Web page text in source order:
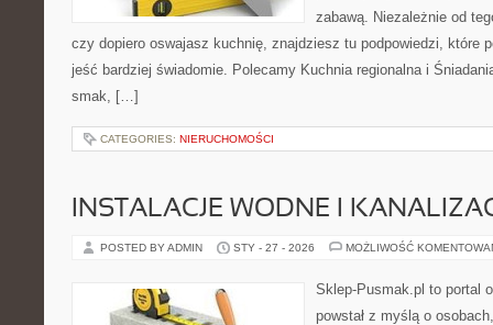
zabawą. Niezależnie od
czy dopiero oswajasz kuchnię, znajdziesz tu podpowiedzi, które
jeść bardziej świadomie. Polecamy Kuchnia regionalna i
smak, […]
CATEGORIES: NIERUCHOMOŚCI
INSTALACJE WODNE I
POSTED BY ADMIN STY - 27 - 2026 MOŻLIWOŚĆ
Sklep-Pusmak.pl to portal
powstał z myślą o